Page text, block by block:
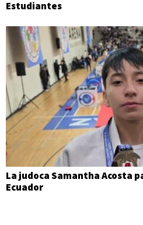
Estudiantes
La judoca Samantha Acosta
Ecuador